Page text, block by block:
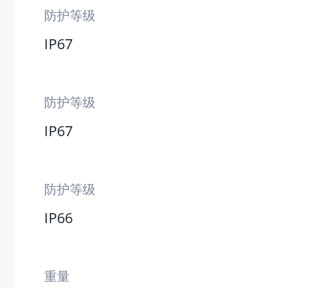
防护等级
IP67
防护等级
IP67
防护等级
IP66
重量